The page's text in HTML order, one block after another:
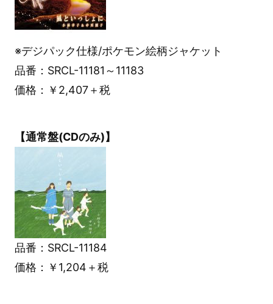
※デジパック仕様/ポケモン絵柄ジャケット
品番：SRCL-11181～11183
価格：￥2,407＋税
【通常盤(CDのみ)】
品番：SRCL-11184
価格：￥1,204＋税